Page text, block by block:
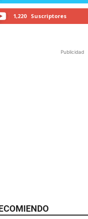
1,220 Suscriptores
Publicidad